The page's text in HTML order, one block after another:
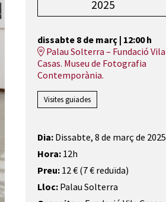
2025
dissabte 8 de març | 12:00 h
Palau Solterra – Fundació Vila
Casas. Museu de Fotografia
Contemporània.
Visites guiades
Dia: Dissabte, 8 de març de 2025
Hora: 12h
Preu: 12 € (7 € reduïda)
Lloc:Palau Solterra